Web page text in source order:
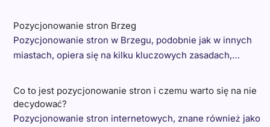
Pozycjonowanie stron Brzeg
Pozycjonowanie stron w Brzegu, podobnie jak w innych
miastach, opiera się na kilku kluczowych zasadach,…
Co to jest pozycjonowanie stron i czemu warto się na nie
decydować?
Pozycjonowanie stron internetowych, znane również jako